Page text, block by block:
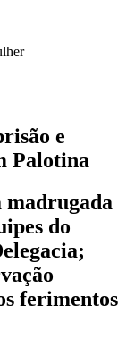
e
Palotina
do
ferimentos